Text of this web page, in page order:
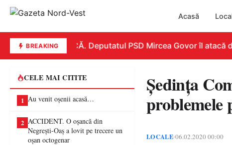
Acasă
BREAKINGREPLICĂ. Deputatul PSD Mircea Govor îl atacă
CELE MAI CITITE
1 Au venit oșenii acasă…
2 ACCIDENT. O oșancă din
Negrești-Oaș a lovit pe trecere un
oșan octogenar
Ședința
problemele
LOCALE•06.02.2020 00:00